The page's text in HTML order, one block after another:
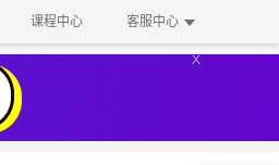
课程中心 客服中心